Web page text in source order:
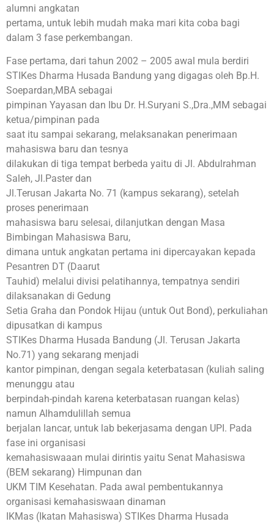
alumni angkatan
pertama, untuk lebih mudah maka mari kita coba bagi
dalam 3 fase perkembangan.
Fase pertama, dari tahun 2002 – 2005 awal mula berdiri
STIKes Dharma Husada Bandung yang digagas oleh Bp.H.
Soepardan,MBA sebagai
pimpinan Yayasan dan Ibu Dr. H.Suryani S.,Dra.,MM sebagai
ketua/pimpinan pada
saat itu sampai sekarang, melaksanakan penerimaan
mahasiswa baru dan tesnya
dilakukan di tiga tempat berbeda yaitu di Jl. Abdulrahman
Saleh, Jl.Paster dan
Jl.Terusan Jakarta No. 71 (kampus sekarang), setelah
proses penerimaan
mahasiswa baru selesai, dilanjutkan dengan Masa
Bimbingan Mahasiswa Baru,
dimana untuk angkatan pertama ini dipercayakan kepada
Pesantren DT (Daarut
Tauhid) melalui divisi pelatihannya, tempatnya sendiri
dilaksanakan di Gedung
Setia Graha dan Pondok Hijau (untuk Out Bond), perkuliahan
dipusatkan di kampus
STIKes Dharma Husada Bandung (Jl. Terusan Jakarta
No.71) yang sekarang menjadi
kantor pimpinan, dengan segala keterbatasan (kuliah saling
menunggu atau
berpindah-pindah karena keterbatasan ruangan kelas)
namun Alhamdulillah semua
berjalan lancar, untuk lab bekerjasama dengan UPI. Pada
fase ini organisasi
kemahasiswaaan mulai dirintis yaitu Senat Mahasiswa
(BEM sekarang) Himpunan dan
UKM TIM Kesehatan. Pada awal pembentukannya
organisasi kemahasiswaan dinaman
IKMas (Ikatan Mahasiswa) STIKes Dharma Husada